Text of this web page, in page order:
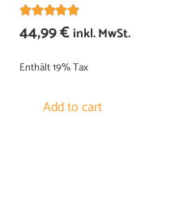
Bewertet mit4.96
44,99€inkl. MwSt.
Enthält 19% Tax
Add to cart